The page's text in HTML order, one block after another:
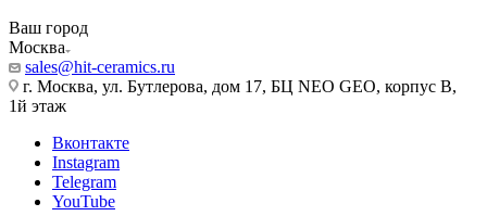
Ваш город
Москва
sales@hit-ceramics.ru
г. Москва, ул. Бутлерова, дом 17, БЦ NEO GEO, корпус В,
1й этаж
Вконтакте
Instagram
Telegram
YouTube